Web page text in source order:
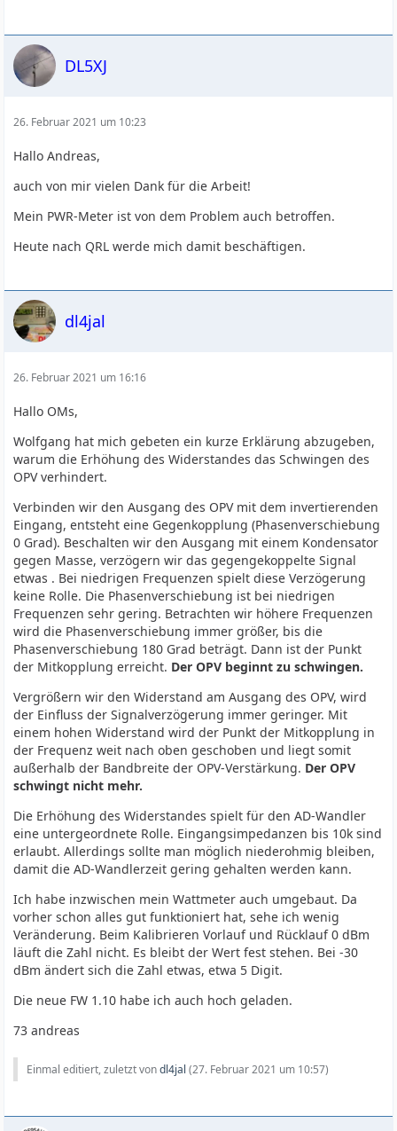
DL5XJ
26. Februar 2021 um 10:23
Hallo Andreas,
auch von mir vielen Dank für die Arbeit!
Mein PWR-Meter ist von dem Problem auch betroffen.
Heute nach QRL werde mich damit beschäftigen.
dl4jal
26. Februar 2021 um 16:16
Hallo OMs,
Wolfgang hat mich gebeten ein kurze Erklärung abzugeben,
warum die Erhöhung des Widerstandes das Schwingen des
OPV verhindert.
Verbinden wir den Ausgang des OPV mit dem invertierenden
Eingang, entsteht eine Gegenkopplung (Phasenverschiebung
0 Grad). Beschalten wir den Ausgang mit einem Kondensator
gegen Masse, verzögern wir das gegengekoppelte Signal
etwas . Bei niedrigen Frequenzen spielt diese Verzögerung
keine Rolle. Die Phasenverschiebung ist bei niedrigen
Frequenzen sehr gering. Betrachten wir höhere Frequenzen
wird die Phasenverschiebung immer größer, bis die
Phasenverschiebung 180 Grad beträgt. Dann ist der Punkt
der Mitkopplung erreicht. Der OPV beginnt zu schwingen.
Vergrößern wir den Widerstand am Ausgang des OPV, wird
der Einfluss der Signalverzögerung immer geringer. Mit
einem hohen Widerstand wird der Punkt der Mitkopplung in
der Frequenz weit nach oben geschoben und liegt somit
außerhalb der Bandbreite der OPV-Verstärkung. Der OPV
schwingt nicht mehr.
Die Erhöhung des Widerstandes spielt für den AD-Wandler
eine untergeordnete Rolle. Eingangsimpedanzen bis 10k sind
erlaubt. Allerdings sollte man möglich niederohmig bleiben,
damit die AD-Wandlerzeit gering gehalten werden kann.
Ich habe inzwischen mein Wattmeter auch umgebaut. Da
vorher schon alles gut funktioniert hat, sehe ich wenig
Veränderung. Beim Kalibrieren Vorlauf und Rücklauf 0 dBm
läuft die Zahl nicht. Es bleibt der Wert fest stehen. Bei -30
dBm ändert sich die Zahl etwas, etwa 5 Digit.
Die neue FW 1.10 habe ich auch hoch geladen.
73 andreas
Einmal editiert, zuletzt vondl4jal (27. Februar 2021 um 10:57)